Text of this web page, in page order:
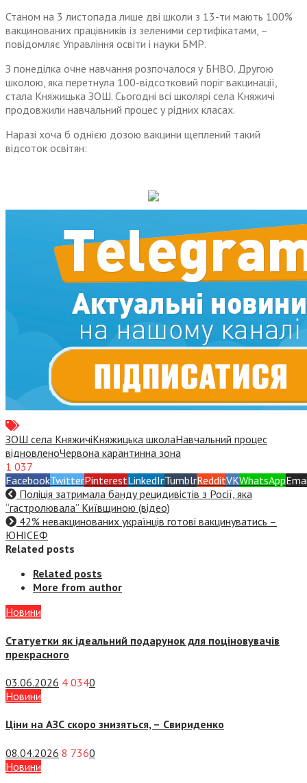
Станом на 3 листопада лише дві школи з 13-ти мають 100%
вакцинованих працівників із зеленими сертифікатами, –
повідомляє Управління освіти і науки БМР.
З понеділка очне навчання розпочалося у БНВО. Другою
школою, яка перетнула 100-відсотковий поріг вакцинації,
стала Княжицька ЗОШ. Сьогодні всі школярі села Княжичі
продовжили навчальний процес у рідних класах.
Наразі хоча б однією дозою вакцини щеплений такий
відсоток освітян:
ЗОШ села КняжичіКняжицька школаНавчальний процес
відновленоЧервона карантинна зона
1 037
FacebookTwitterPinterestLinkedInTumblrRedditVKWhatsApp
Поліція затримала банду рецидивістів з Росії, яка
“гастролювала” Київщиною (відео)
42% невакцинованих українців готові вакцинуватись –
ЮНІСЕФ
Related posts
Related posts
More from author
Новини
Статуетки як ідеальний подарунок для поціновувачів
прекрасного
03.06.2026 4 0340
Новини
Ціни на АЗС скоро знизяться, – Свириденко
08.04.2026 8 7360
Новини